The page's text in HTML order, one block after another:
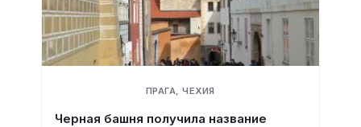
ПРАГА, ЧЕХИЯ
Черная башня получила название